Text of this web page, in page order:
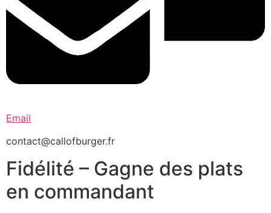
Email
contact@callofburger.fr
Fidélité – Gagne des plats
en commandant